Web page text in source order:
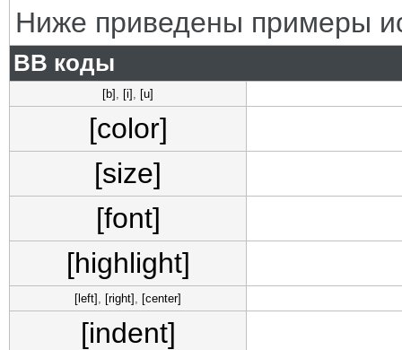
Ниже приведены примеры
BB коды
[b] , [i] , [u]
[color]
[size]
[font]
[highlight]
[left] , [right] , [center]
[indent]